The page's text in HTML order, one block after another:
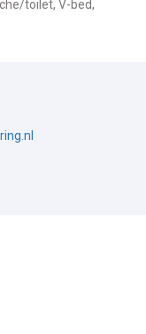
toilet, V-bed,